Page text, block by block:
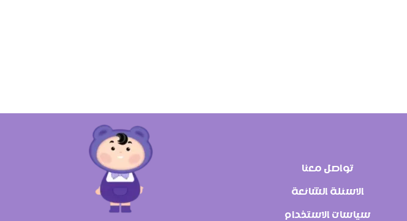
تواصل معنا
الاسئلة الشائعة
سياسات الاستخدام